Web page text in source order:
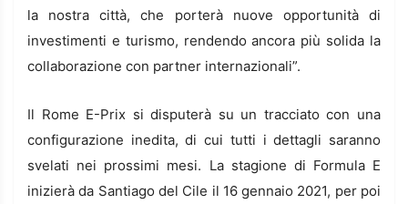
la nostra città, che porterà nuove opportunità di
investimenti e turismo, rendendo ancora più solida la
collaborazione con partner internazionali”.
Il Rome E-Prix si disputerà su un tracciato con una
configurazione inedita, di cui tutti i dettagli saranno
svelati nei prossimi mesi. La stagione di Formula E
inizierà da Santiago del Cile il 16 gennaio 2021, per poi